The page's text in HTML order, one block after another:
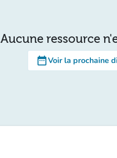
Aucune ressource
date_rangeVoir la prochaine